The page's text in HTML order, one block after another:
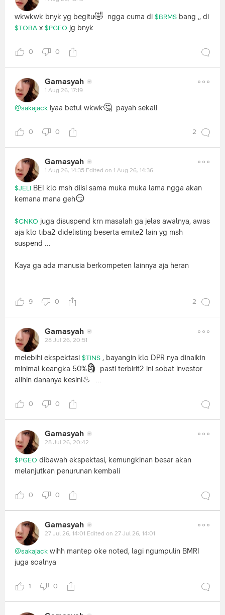
wkwkwk bnyk yg begitu🤣 ngga cuma di $BRMS bang ,, di
$TOBA x $PGEO jg bnyk
0 0
Gamasyah
1 Aug 26, 17:19
@sakajack iyaa betul wkwk🤔 payah sekali
0 0 2
Gamasyah
1 Aug 26, 14:35 Edited on 1 Aug 26, 14:36
$JELI
BEI klo msh diisi sama muka muka lama ngga akan
kemana mana geh😏
$CNKO juga disuspend krn masalah ga jelas awalnya, awas
aja klo tiba2 didelisting beserta emite2 lain yg msh
suspend ...
Kaya ga ada manusia berkompeten lainnya aja heran
biasa ?"
9 0 2
Gamasyah
28 Jul 26, 20:51
melebihi ekspektasi $TINS , bayangin klo DPR nya dinaikin
minimal keangka 50%🗿
pasti terbirit2 ini sobat investor
alihin dananya kesini♨ ️ ...
0 0
Gamasyah
28 Jul 26, 20:42
$PGEO dibawah ekspektasi, kemungkinan besar akan
melanjutkan penurunan kembali
0 0
Gamasyah
27 Jul 26, 14:01 Edited on 27 Jul 26, 14:01
@sakajack wihh mantep oke noted, lagi ngumpulin BMRI
juga soalnya
1 0